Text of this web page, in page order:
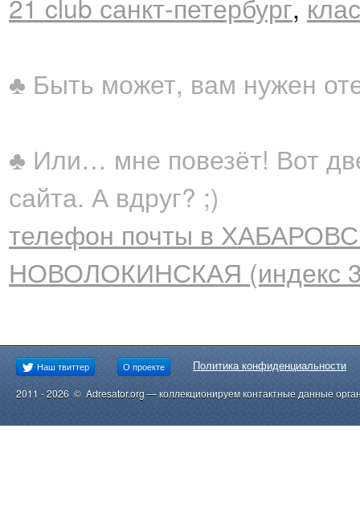
21 club санкт-петербург,
♣ Быть может, вам нужен
♣ Или… мне повезёт! Вот
сайта. А вдруг? ;)
телефон почты в
НОВОЛОКИНСКАЯ (индекс
Наш твиттер О проекте Политика конфиденциальности
2011 - 2026 © Adresator.org — коллекционируем контактные данные